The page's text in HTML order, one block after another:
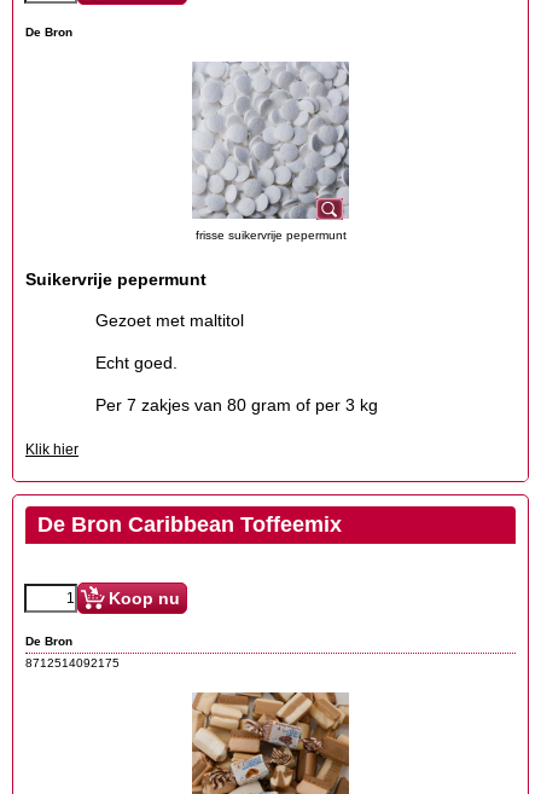
De Bron
frisse suikervrije pepermunt
Suikervrije pepermunt
Gezoet met maltitol
Echt goed.
Per 7 zakjes van 80 gram of per 3 kg
Klik hier
De Bron Caribbean Toffeemix
Koop nu
De Bron
8712514092175